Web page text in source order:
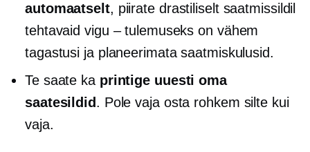
automaatselt, piirate drastiliselt saatmissildil
tehtavaid vigu – tulemuseks on vähem
tagastusi ja planeerimata saatmiskulusid.
Te saate ka printige uuesti oma
saatesildid. Pole vaja osta rohkem silte kui
vaja.